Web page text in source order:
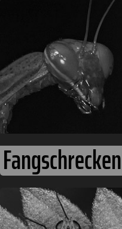
Fangschrecken